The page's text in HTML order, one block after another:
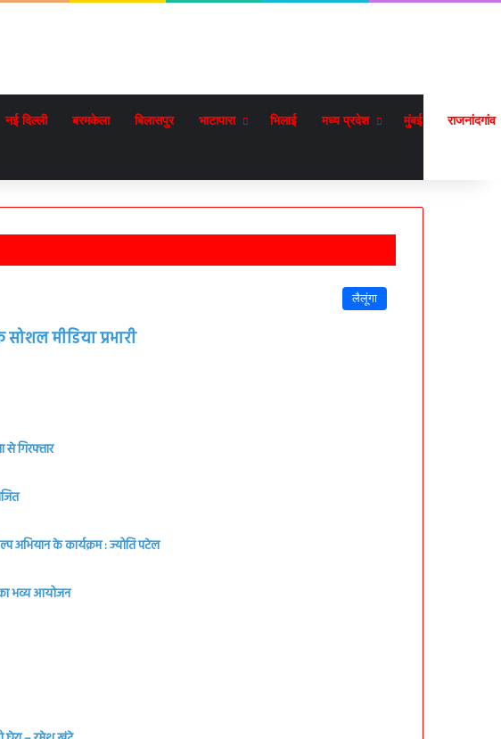
नई दिल्ली बरमकेला बिलासपुर भाटापारा भिलाई मध्य प्रदेश मुंबई राजनांदगांव
लैलूंगा
मीडिया प्रभारी
गिरफ्तार
अभियान के कार्यक्रम : ज्योति पटेल
भव्य आयोजन